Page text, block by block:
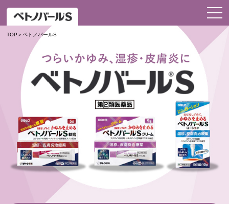
TOP ベトノバールS